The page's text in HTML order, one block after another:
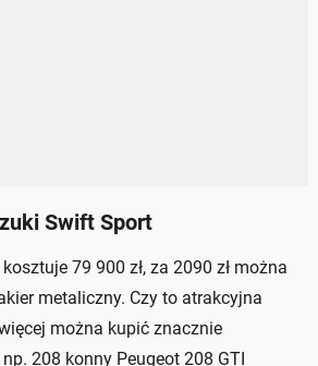
Swift Sport
79 900 zł, za 2090 zł można
metaliczny. Czy to atrakcyjna
można kupić znacznie
208 konny Peugeot 208 GTI